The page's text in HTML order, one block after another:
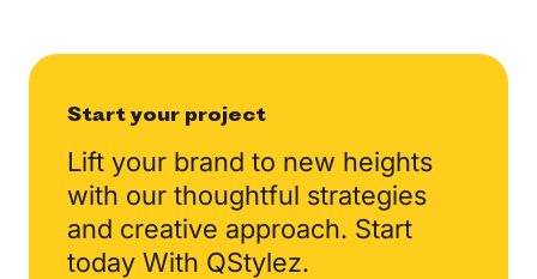
Start your project
Lift your brand to new heights
with our thoughtful strategies
and creative approach. Start
today With QStylez.